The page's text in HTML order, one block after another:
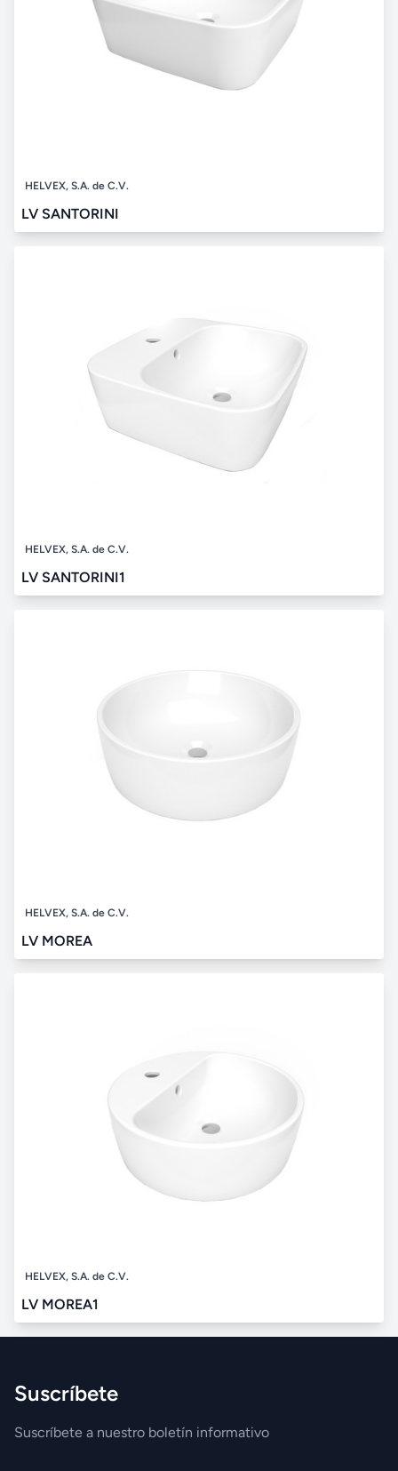
HELVEX, S.A. de C.V.
LV SANTORINI
HELVEX, S.A. de C.V.
LV SANTORINI1
HELVEX, S.A. de C.V.
LV MOREA
HELVEX, S.A. de C.V.
LV MOREA1
Suscríbete
Suscríbete a nuestro boletín informativo